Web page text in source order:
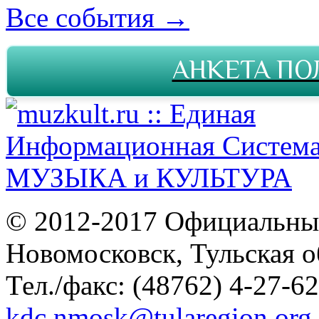
Все события →
АНКЕТА
© 2012-2017
Новомосковск, Тульская
Тел./факс: (48762) 4-27-